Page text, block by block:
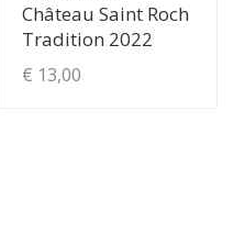
Château Saint Roch
Tradition 2022
€ 13,00